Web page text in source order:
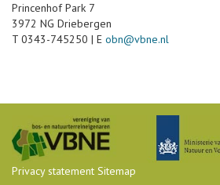
Princenhof Park 7
3972 NG Driebergen
T 0343-745250 | E obn@vbne.nl
Privacy statement Sitemap